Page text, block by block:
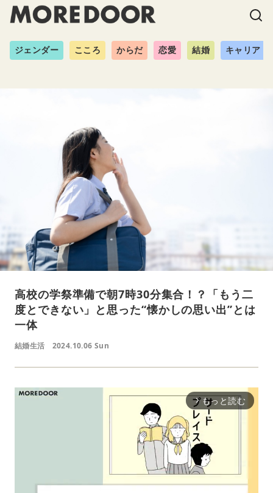
ジェンダー こころ からだ 恋愛 結婚 キャリア
高校の学祭準備で朝7時30分集合！？「もう二
度とできない」と思った“懐かしの思い出”とは
一体
結婚生活 2024.10.06 Sun
arrow_forward_ios もっと読む